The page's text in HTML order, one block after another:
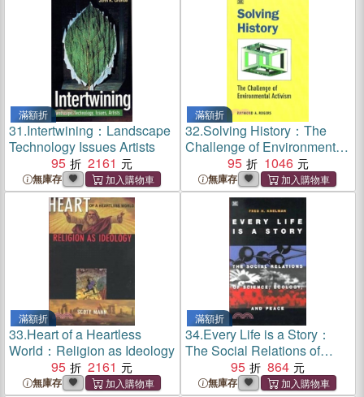
滿額折
31.Intertwining：Landscape
Technology Issues Artists
95
2161
無庫存
滿額折
32.Solving History：The
Challenge of Environmental
Activism95 1046
無庫存
滿額折
33.Heart of a Heartless
World：Religion as Ideology
95
2161
無庫存
滿額折
34.Every Life is a Story：
The Social Relations of
Science, Ecology and
Peace
95 864
無庫存